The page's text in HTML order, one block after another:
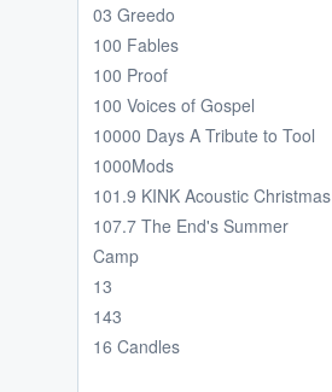
03 Greedo
100 Fables
100 Proof
100 Voices of Gospel
10000 Days A Tribute to Tool
1000Mods
101.9 KINK Acoustic Christmas
107.7 The End's Summer
Camp
13
143
16 Candles